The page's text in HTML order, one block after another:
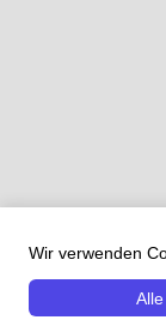
Wir verwenden